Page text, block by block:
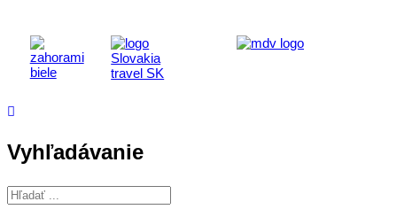
Vyhľadávanie